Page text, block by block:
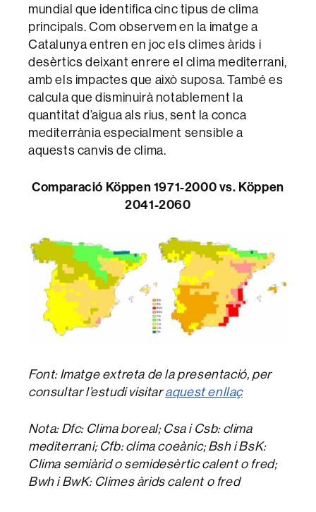
mundial que identifica cinc tipus de clima
principals. Com observem en la imatge a
Catalunya entren en joc els climes àrids i
desèrtics deixant enrere el clima mediterrani,
amb els impactes que això suposa. També es
calcula que disminuirà notablement la
quantitat d’aigua als rius, sent la conca
mediterrània especialment sensible a
aquests canvis de clima.
Comparació Köppen 1971-2000 vs. Köppen
2041-2060
Font: Imatge extreta de la presentació, per
consultar l’estudi visitaraquest enllaç
Nota: Dfc: Clima boreal; Csa i Csb: clima
mediterrani; Cfb: clima coeànic; Bsh i BsK:
Clima semiàrid o semidesèrtic calent o fred;
Bwh i BwK: Climes àrids calent o fred